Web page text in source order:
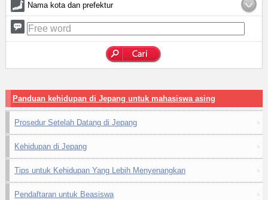
Nama kota dan prefektur
Panduan kehidupan di Jepang untuk mahasiswa asing
Prosedur Setelah Datang di Jepang
Kehidupan di Jepang
Tips untuk Kehidupan Yang Lebih Menyenangkan
Pendaftaran untuk Beasiswa